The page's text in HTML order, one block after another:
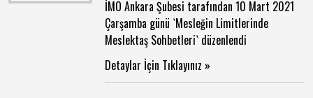
İMO Ankara Şubesi tarafından 10 Mart 2021
Çarşamba günü `Mesleğin Limitlerinde
Meslektaş Sohbetleri` düzenlendi
Detaylar İçin Tıklayınız »